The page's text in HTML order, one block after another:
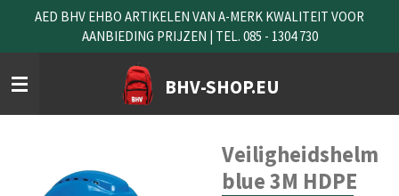
naar
de
hoofdinhoud
BHV-SHOP.EU
AED BHV EHBO ARTIKELEN VAN A-MERK KWALITEIT VOOR
AANBIEDING PRIJZEN | TEL. 085 - 1304 730
Veiligheidshelm
blue 3M HDPE